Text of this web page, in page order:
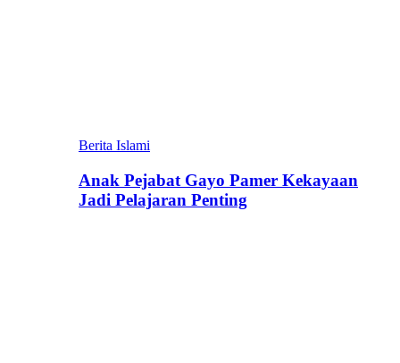
Berita Islami
Anak Pejabat Gayo Pamer Kekayaan
Jadi Pelajaran Penting